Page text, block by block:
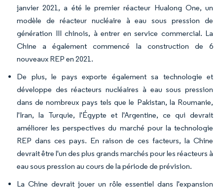
janvier 2021, a été le premier réacteur Hualong One, un
modèle de réacteur nucléaire à eau sous pression de
génération III chinois, à entrer en service commercial. La
Chine a également commencé la construction de 6
nouveaux REP en 2021.
De plus, le pays exporte également sa technologie et
développe des réacteurs nucléaires à eau sous pression
dans de nombreux pays tels que le Pakistan, la Roumanie,
l'Iran, la Turquie, l'Égypte et l'Argentine, ce qui devrait
améliorer les perspectives du marché pour la technologie
REP dans ces pays. En raison de ces facteurs, la Chine
devrait être l'un des plus grands marchés pour les réacteurs à
eau sous pression au cours de la période de prévision.
La Chine devrait jouer un rôle essentiel dans l'expansion